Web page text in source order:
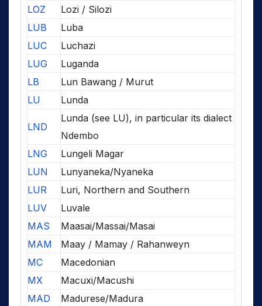
LOZ
Lozi / Silozi
LUB
Luba
LUC
Luchazi
LUG
Luganda
LB
Lun Bawang / Murut
LU
Lunda
LND
Lunda (see LU), in particular its dialect
Ndembo
LNG
Lungeli Magar
LUN
Lunyaneka/Nyaneka
LUR
Luri, Northern and Southern
LUV
Luvale
MAS
Maasai/Massai/Masai
MAM
Maay / Mamay / Rahanweyn
MC
Macedonian
MX
Macuxi/Macushi
MAD
Madurese/Madura